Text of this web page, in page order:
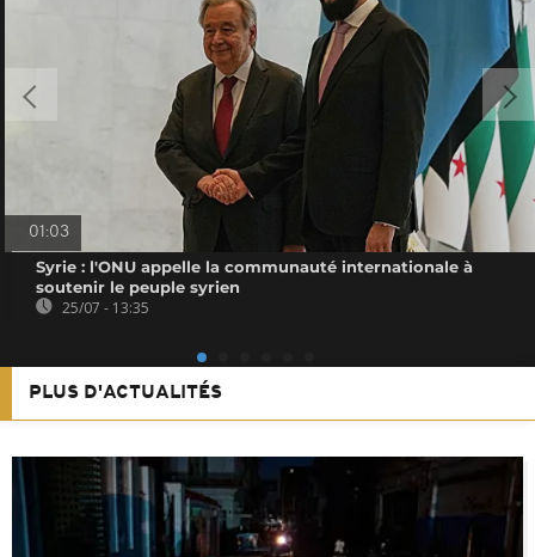
01:03
Syrie : l'ONU appelle la communauté internationale à
soutenir le peuple syrien
25/07 - 13:35
PLUS D'ACTUALITÉS